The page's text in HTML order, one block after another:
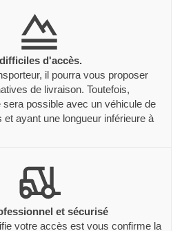
d'accès.
il pourra vous proposer
de livraison. Toutefois,
possible avec un véhicule de
et ayant une longueur inférieure à
et sécurisé
votre accès est vous confirme la